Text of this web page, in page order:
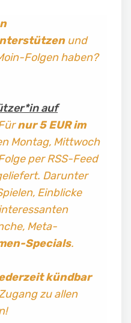
und
Folgen haben?
auf
nur 5 EUR im
Montag, Mittwoch
per RSS-Feed
Darunter
Einblicke
Meta-
Specials.
kündbar
zu allen